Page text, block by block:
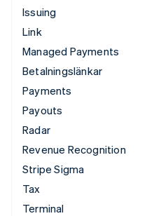
Issuing
Link
Managed Payments
Betalningslänkar
Payments
Payouts
Radar
Revenue Recognition
Stripe Sigma
Tax
Terminal